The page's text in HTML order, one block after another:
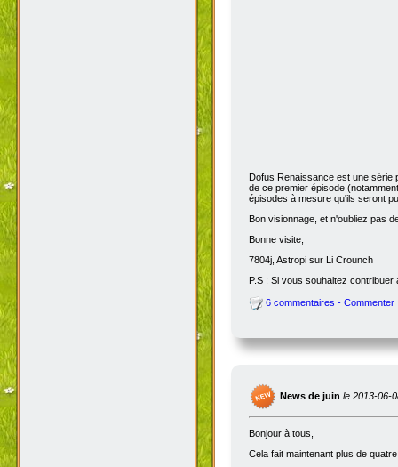
Dofus Renaissance est une série
de ce premier épisode
épisodes à mesure qu'ils seront
Bon visionnage, et n'oubliez pas
Bonne visite,
7804j, Astropi sur Li Crounch
P.S : Si vous souhaitez
6 commentaires - Commenter
News de juin le 2013-06-
Bonjour à tous,
Cela fait maintenant plus de